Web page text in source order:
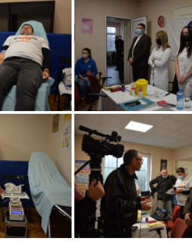
Krvi na
145
Crvenog
Akcijom
Čukarici
Godina od
Krsta
Krvi na
145
Crvenog
Akcijom
Čukarici
Godina od
Krsta